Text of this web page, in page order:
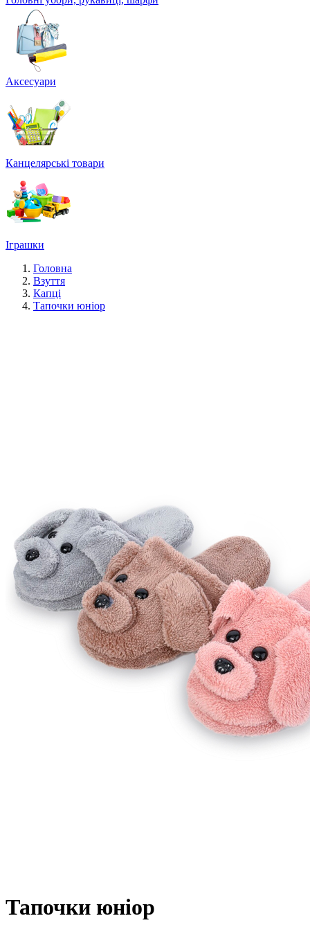
Аксесуари
Канцелярські товари
Іграшки
Головна
Взуття
Капці
Тапочки юніор
Тапочки юніор